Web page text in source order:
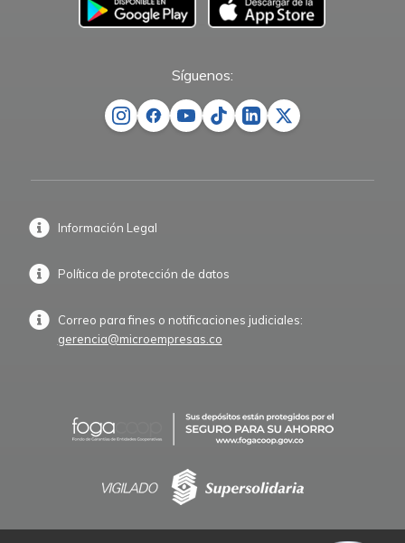
–
Síguenos:
Información Legal
Política de protección de datos
Correo para fines o notificaciones judiciales:
gerencia@microempresas.co